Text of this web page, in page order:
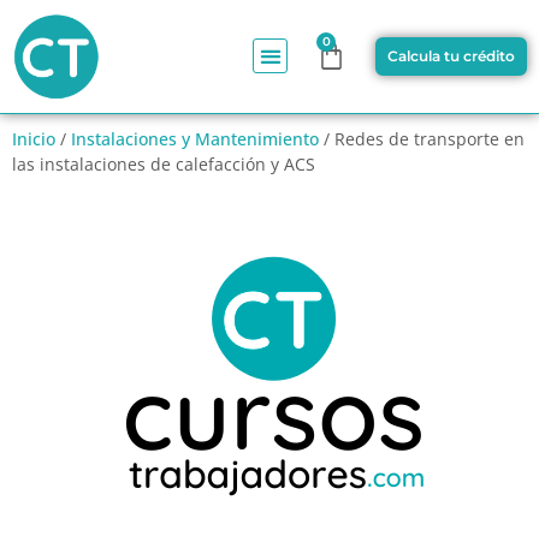
0
Calcula tu crédito
Inicio / Instalaciones y Mantenimiento / Redes de transporte en
las instalaciones de calefacción y ACS